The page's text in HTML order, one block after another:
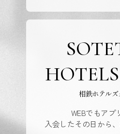
相鉄ホテル
WEBでもアプ
入会したその日から